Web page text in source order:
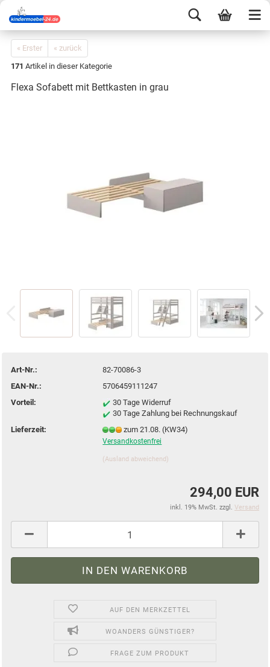
« Erster
« zurück
171 Artikel in dieser Kategorie
Flexa Sofabett mit Bettkasten in grau
Art-Nr.:
82-70086-3
EAN-Nr.:
5706459111247
Vorteil:
30 Tage Widerruf
30 Tage Zahlung bei Rechnungskauf
Lieferzeit:
zum 21.08. (KW34)
Versandkostenfrei
(Ausland abweichend)
294,00 EUR
inkl. 19% MwSt. zzgl. Versand
AUF DEN MERKZETTEL
WOANDERS GÜNSTIGER?
FRAGE ZUM PRODUKT